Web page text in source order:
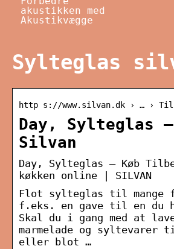
akustikken med
Akustikvægge
Sylteglas
http s://www.silvan.dk › … ›
Day, Sylteglas
Silvan
Day, Sylteglas – Køb
køkken online | SILVAN
Flot sylteglas til mange
f.eks. en gave til en du
Skal du i gang med at
marmelade og syltevarer
eller blot …